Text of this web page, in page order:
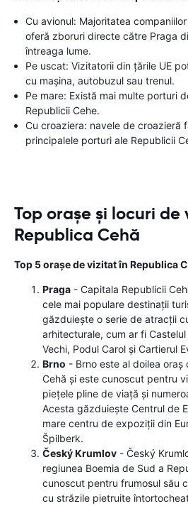
Cu avionul: Majoritatea
oferă zboruri directe către Praga
întreaga lume.
Pe uscat: Vizitatorii din țările UE
cu mașina, autobuzul sau trenul.
Pe mare: Există mai multe porturi
Republicii Cehe.
Cu croaziera: navele de croazieră
principalele porturi ale Republicii
Top orașe și locuri de
Republica Cehă
Top 5 orașe de vizitat în Republica
Praga - Capitala Republicii
cele mai populare destinații
găzduiește o serie de atracții
arhitecturale, cum ar fi
Vechi, Podul Carol și Cartierul
Brno - Brno este al doilea oraș
Cehă și este cunoscut pentru
piețele pline de viață și
Acesta găzduiește Centrul de
mare centru de expoziții din
Špilberk.
Český Krumlov - Český
regiunea Boemia de Sud a
cunoscut pentru frumosul său
cu străzile pietruite